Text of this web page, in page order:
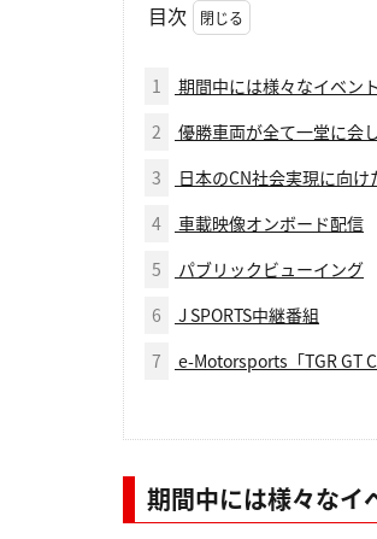
目次
1
期間中には様々なイベン
2
優勝車両が全て一堂に会
3
日本のCN社会実現に向
4
車載映像オンボード配信
5
パブリックビューイング
6
J SPORTS中継番組
7
e-Motorsports「TGR GT
期間中には様々なイ